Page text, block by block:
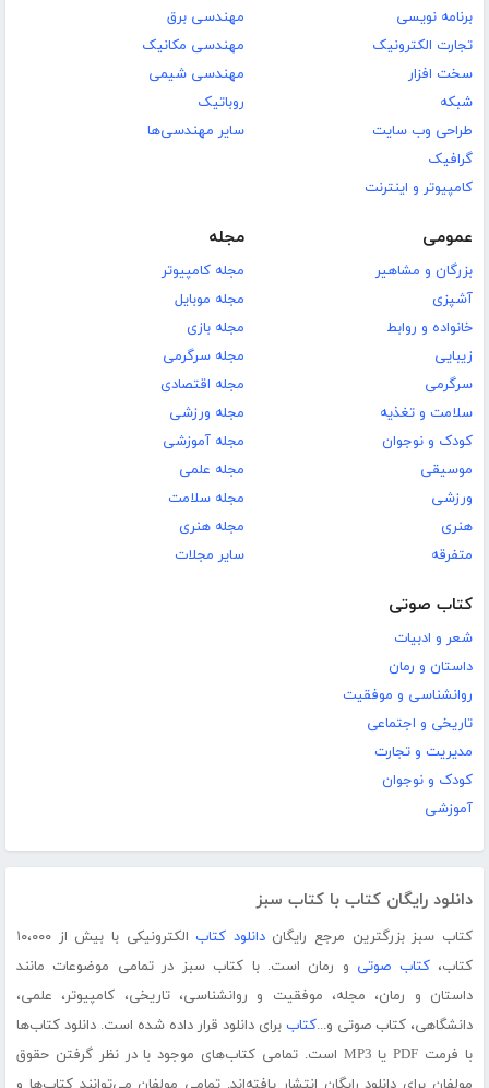
برنامه نویسی
تجارت الکترونیک
سخت افزار
شبکه
طراحی وب سایت
گرافیک
کامپیوتر و اینترنت
مهندسی برق
مهندسی مکانیک
مهندسی شیمی
روباتیک
سایر مهندسی‌ها
عمومی
بزرگان و مشاهیر
آشپزی
خانواده و روابط
زیبایی
سرگرمی
سلامت و تغذیه
کودک و نوجوان
موسیقی
ورزشی
هنری
متفرقه
مجله
مجله کامپیوتر
مجله موبایل
مجله بازی
مجله سرگرمی
مجله اقتصادی
مجله ورزشی
مجله آموزشی
مجله علمی
مجله سلامت
مجله هنری
سایر مجلات
کتاب صوتی
شعر و ادبیات
داستان و رمان
روانشناسی و موفقیت
تاریخی و اجتماعی
مدیریت و تجارت
کودک و نوجوان
آموزشی
دانلود رایگان کتاب با کتاب سبز
کتاب سبز بزرگترین مرجع رایگاندانلود کتاب
الکترونیکی با بیش از ۱۰،۰۰۰
کتاب،کتاب صوتی و رمان است. با کتاب سبز در تمامی موضوعات مانند
داستان و رمان، مجله، موفقیت و روانشناسی، تاریخی، کامپیوتر، علمی،
دانشگاهی، کتاب صوتی و...کتاب برای دانلود قرار داده شده است. دانلود کتاب‌ها
با فرمت PDF یا MP3 است. تمامی کتاب‌های موجود با در نظر گرفتن حقوق